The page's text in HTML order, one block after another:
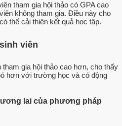
tham gia hội thảo có GPA cao
không tham gia. Điều này cho
thể cải thiện kết quả học tập.
viên
gia hội thảo cao hơn, cho thấy
hơn với trường học và có động
lai của phương pháp